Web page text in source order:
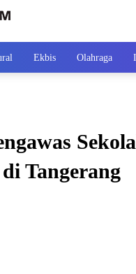
Ekbis Olahraga
Tangerang